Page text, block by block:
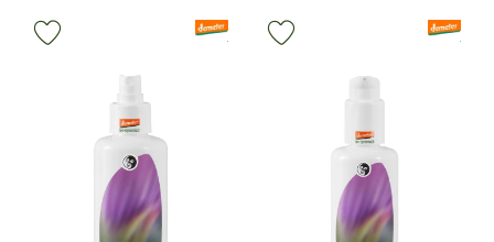
, Verband:
.
Produkt zu Favouriten hinzufügen
, Verband:
.
Produkt zu Favouriten hinzufügen